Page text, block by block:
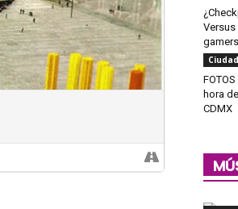
gamers
Ciudad
hora
CDMX